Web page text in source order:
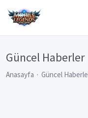
Güncel Haberler
Anasayfa Güncel